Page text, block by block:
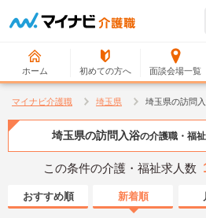
ホーム 初めての方へ 面談会場一覧
マイナビ介護職 埼玉県 埼玉県の訪問
埼玉県の訪問入浴の介護職・福
この条件の介護・福祉求人数
おすすめ順 新着順